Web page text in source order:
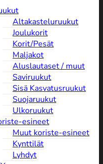
Altakasteluruukut
Joulukorit
Korit/Pesät
Maljakot
Aluslautaset / muut
Saviruukut
Sisä Kasvatusruukut
Suojaruukut
Ulkoruukut
esineet
Muut koriste-esineet
Kynttilät
Lyhdyt